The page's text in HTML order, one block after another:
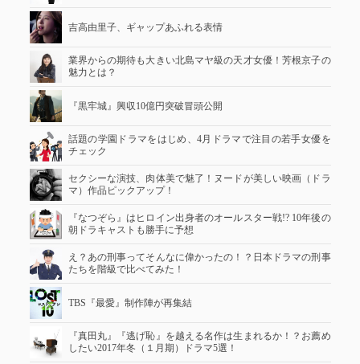
吉高由里子、ギャップあふれる表情
業界からの期待も大きい北島マヤ級の天才女優！芳根京子の
魅力とは？
『黒牢城』興収10億円突破冒頭公開
話題の学園ドラマをはじめ、4月ドラマで注目の若手女優を
チェック
セクシーな演技、肉体美で魅了！ヌードが美しい映画（ドラ
マ）作品ピックアップ！
『なつぞら』はヒロイン出身者のオールスター戦!? 10年後の
朝ドラキャストも勝手に予想
え？あの刑事ってそんなに偉かったの！？日本ドラマの刑事
たちを階級で比べてみた！
TBS『最愛』制作陣が再集結
『真田丸』『逃げ恥』を越える名作は生まれるか！？お薦め
したい2017年冬（１月期）ドラマ5選！